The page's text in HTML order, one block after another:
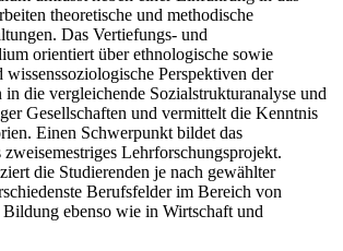
theoretische und methodische
Das Vertiefungs- und
orientiert über ethnologische sowie
Perspektiven der
die vergleichende Sozialstrukturanalyse und
Gesellschaften und vermittelt die Kenntnis
Einen Schwerpunkt bildet das
zweisemestriges Lehrforschungsprojekt.
die Studierenden je nach gewählter
Berufsfelder im Bereich von
ebenso wie in Wirtschaft und